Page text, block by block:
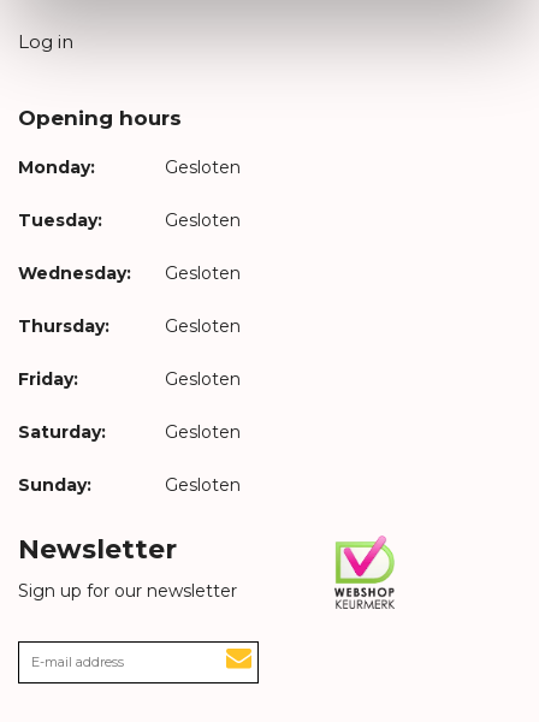
Log in
Opening hours
Monday: Gesloten
Tuesday: Gesloten
Wednesday: Gesloten
Thursday: Gesloten
Friday: Gesloten
Saturday: Gesloten
Sunday: Gesloten
Newsletter
Sign up for our newsletter